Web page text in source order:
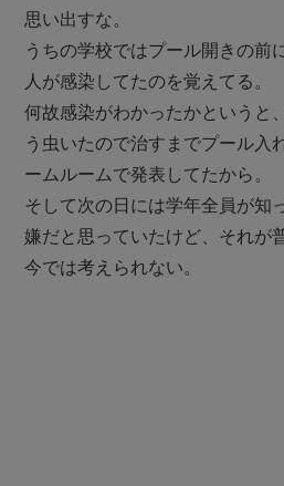
思い出すな。
うちの学校ではプール開きの前
人が感染してたのを覚えてる。
何故感染がわかったかというと
う虫いたので治すまでプール入
ームルームで発表してたから。
そして次の日には学年全員が知
嫌だと思っていたけど、それが
今では考えられない。